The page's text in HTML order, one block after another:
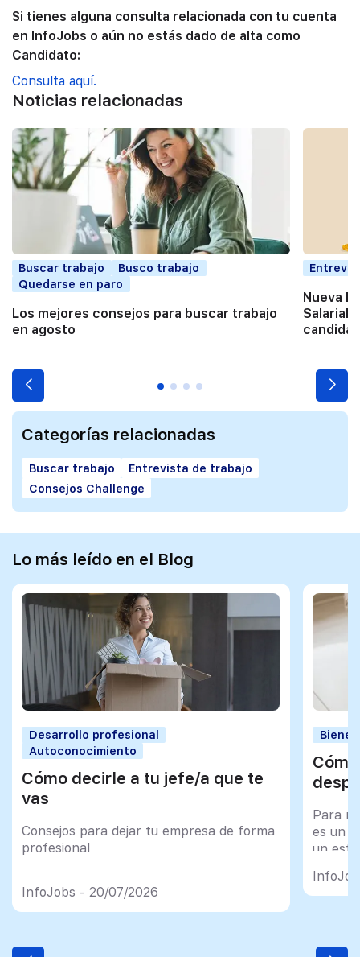
Si tienes alguna consulta relacionada con tu cuenta
en InfoJobs o aún no estás dado de alta como
Candidato:
Consulta aquí.
Noticias relacionadas
Buscar trabajo
Busco trabajo
Quedarse en paro
Los mejores consejos para buscar trabajo
en agosto
Nueva
Salarial:
Categorías relacionadas
Buscar trabajo
Entrevista de trabajo
Consejos Challenge
Lo más leído en el Blog
Desarrollo profesional
Autoconocimiento
Cómo decirle a tu jefe/a que te
vas
Consejos para dejar tu empresa de forma
profesional
InfoJobs - 20/07/2026
Para
es un
un